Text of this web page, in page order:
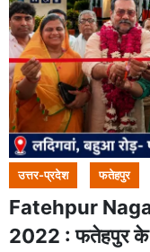
उत्तर-प्रदेश फतेहपुर
Fatehpur
2022 : फतेहपुर के